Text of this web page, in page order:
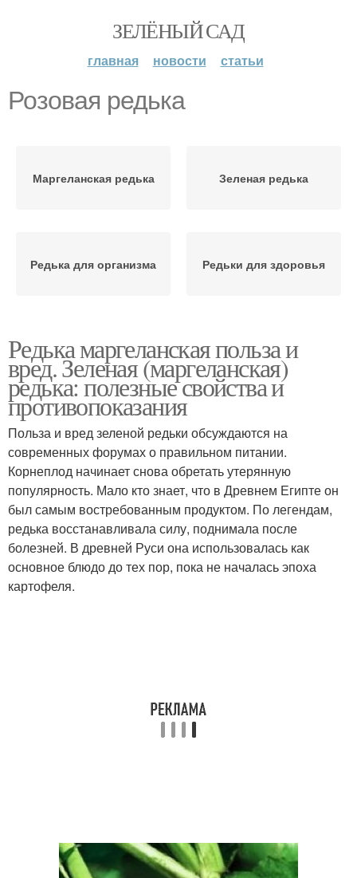
ЗЕЛЁНЫЙ САД
главная новости статьи
Розовая редька
Маргеланская редька Зеленая редька
Редька для организма Редьки для здоровья
Редька маргеланская польза и
вред. Зеленая (маргеланская)
редька: полезные свойства и
противопоказания
Польза и вред зеленой редьки обсуждаются на
современных форумах о правильном питании.
Корнеплод начинает снова обретать утерянную
популярность. Мало кто знает, что в Древнем Египте он
был самым востребованным продуктом. По легендам,
редька восстанавливала силу, поднимала после
болезней. В древней Руси она использовалась как
основное блюдо до тех пор, пока не началась эпоха
картофеля.